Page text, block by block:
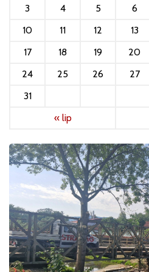
3
4 5 6
10
11 12 13
17
18 19 20
24
25 26 27
31
« lip